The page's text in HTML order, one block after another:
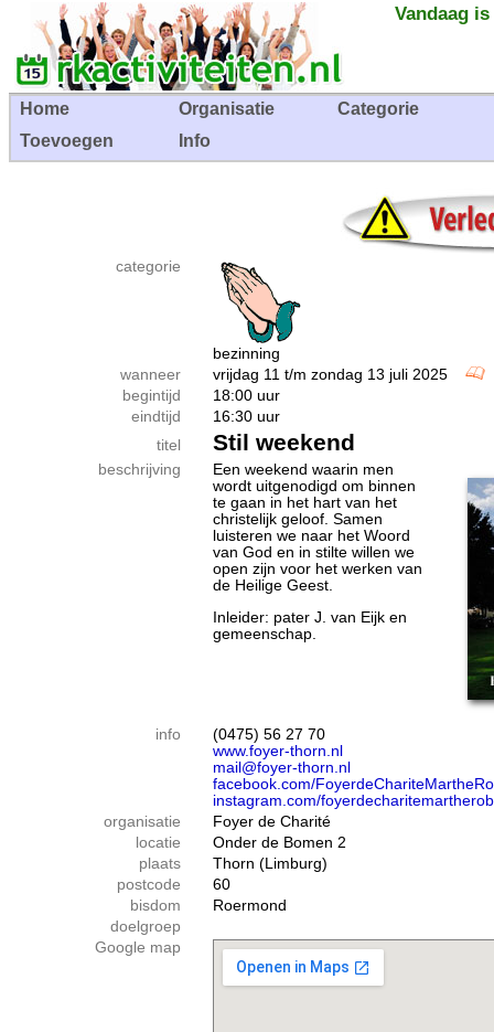
Vandaag
Home Organisatie
Categorie
Toevoegen
Info
categorie
bezinning
wanneer
vrijdag 11 t/m zondag 13 juli 2025
begintijd
18:00 uur
eindtijd
16:30 uur
titel
Stil weekend
beschrijving
Een weekend waarin men
wordt uitgenodigd om binnen
te gaan in het hart van het
christelijk geloof. Samen
luisteren we naar het Woord
van God en in stilte willen we
open zijn voor het werken van
de Heilige Geest.
Inleider: pater J. van Eijk en
gemeenschap.
info
(0475) 56 27 70
www.foyer-thorn.nl
mail@foyer-thorn.nl
facebook.com/
instagram.com/
organisatie
Foyer de Charité
locatie
Onder de Bomen 2
plaats
Thorn (Limburg)
postcode
60
bisdom
Roermond
doelgroep
Google map